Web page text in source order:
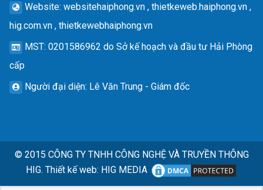
Website: websitehaiphong.vn , thietkeweb.haiphong.vn ,
hig.com.vn , thietkewebhaiphong.vn
MST: 0201586962 do Sở kế hoạch và đầu tư Hải Phòng
cấp
Người đại diện: Lê Văn Trung - Giám đốc
© 2015 CÔNG TY TNHH CÔNG NGHỆ VÀ TRUYỀN THÔNG
HIG. Thiết kế web: HIG MEDIA